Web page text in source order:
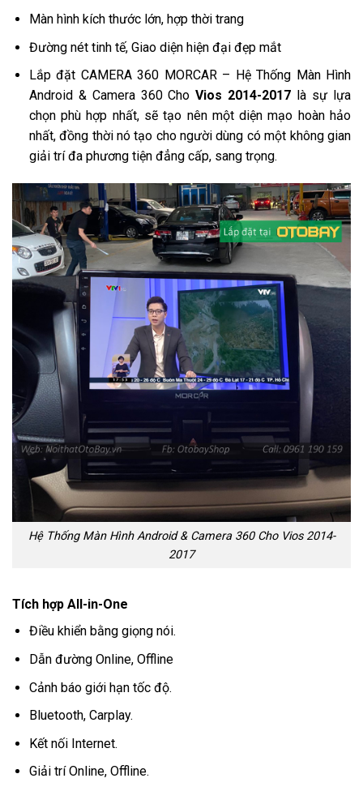
Màn hình kích thước lớn, hợp thời trang
Đường nét tinh tế, Giao diện hiện đại đẹp mắt
Lắp đặt CAMERA 360 MORCAR – Hệ Thống Màn Hình
Android & Camera 360 ChoVios 2014-2017 là sự lựa
chọn phù hợp nhất, sẽ tạo nên một diện mạo hoàn hảo
nhất, đồng thời nó tạo cho người dùng có một không gian
giải trí đa phương tiện đẳng cấp, sang trọng.
Hệ Thống Màn Hình Android & Camera 360 Cho Vios 2014-
2017
Tích hợp All-in-One
Điều khiển bằng giọng nói.
Dẫn đường Online, Offline
Cảnh báo giới hạn tốc độ.
Bluetooth, Carplay.
Kết nối Internet.
Giải trí Online, Offline.